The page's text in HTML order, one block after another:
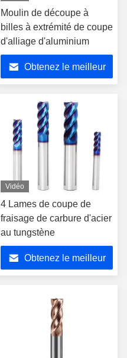
Moulin de découpe à
billes à extrémité de coupe
d'alliage d'aluminium
Obtenez le meilleur
Vidéo
4 Lames de coupe de
fraisage de carbure d'acier
au tungstène
Obtenez le meilleur